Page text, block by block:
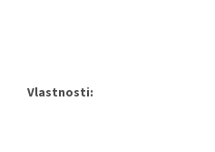
Vlastnosti: